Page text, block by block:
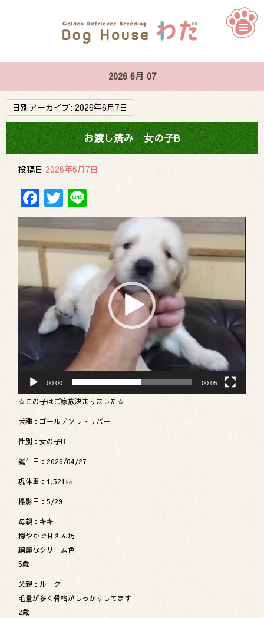
2026 6月 07
日別アーカイブ: 2026年6月7日
お渡し済み 女の子B
投稿日 2026年6月7日
Facebook
Twitter
プ
ヤ
00:00 00:05
☆この子はご家族決まりました☆
犬種：ゴールデンレトリバー
性別：女の子B
誕生日：2026/04/27
現体重：1,521㎏
撮影日：5/29
母親：キキ
穏やかで甘えん坊
綺麗なクリーム色
5歳
父親：ルーク
毛量が多く骨格がしっかりしてます
2歳